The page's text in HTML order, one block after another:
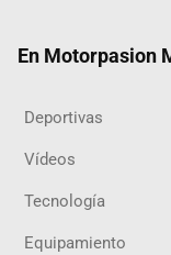
En Motorpasion
Deportivas
Vídeos
Tecnología
Equipamiento